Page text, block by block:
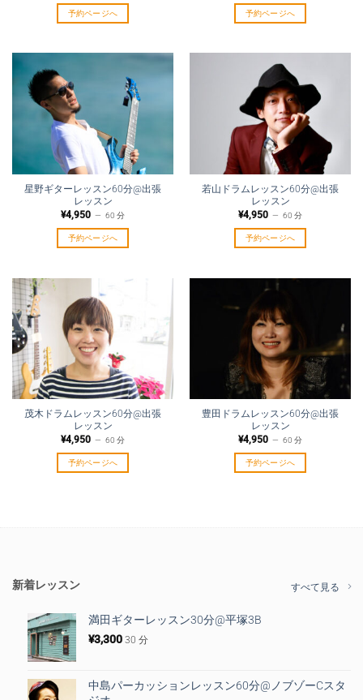
予約ページへ 予約ページへ
星野ギターレッスン60分@出張
レッスン
¥4,950 60 分
予約ページへ
若山ドラムレッスン60分@出張
レッスン
¥4,950 60 分
予約ページへ
茂木ドラムレッスン60分@出張
レッスン
¥4,950 60 分
予約ページへ
豊田ドラムレッスン60分@出張
レッスン
¥4,950 60 分
予約ページへ
新着レッスン すべて見る
満田ギターレッスン30分@平塚3B
¥3,300 30 分
中島パーカッションレッスン60分@ノブゾーCスタ